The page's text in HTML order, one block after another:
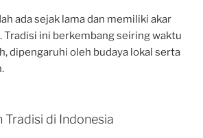
ada sejak lama dan memiliki akar
Tradisi ini berkembang seiring waktu
dipengaruhi oleh budaya lokal serta
Tradisi di Indonesia